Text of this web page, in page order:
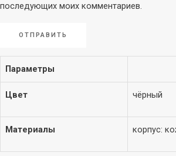
последующих моих комментариев.
Параметры
Цвет чёрный
Материалы корпус: